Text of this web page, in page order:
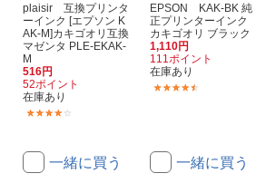
plaisir 互換プリンタ
ーインク [エプソン K
AK-M]カキゴオリ互換
マゼンタ PLE-EKAK-
M
516円
52ポイント
在庫あり
一緒に買う
EPSON KAK-BK 純
正プリンターインク
カキゴオリ ブラック
1,110円
111ポイント
在庫あり
一緒に買う